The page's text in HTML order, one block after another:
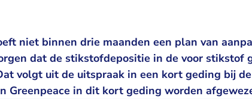
niet binnen drie maanden een plan van
dat de stikstofdepositie in de voor stikstof
volgt uit de uitspraak in een kort geding bij
Greenpeace in dit kort geding worden